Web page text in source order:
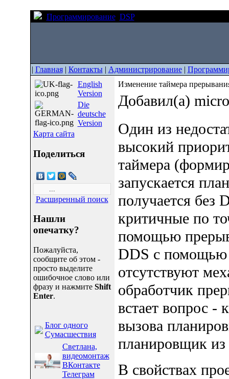
Программирование DSP
| Главная| Контакты| Администрирование|
English
Version
Die
deutsche
Version
Карта сайта
Поделиться
Расширенный поиск
Нашли
опечатку?
Пожалуйста,
сообщите об этом -
просто выделите
ошибочное слово или
фразу и нажмите Shift
Enter.
Блог одного
Сумасшествия
Светлана,
видеомонтаж
ВКонтакте
Телеграм
Изменение таймера
Добавил(а)
Один из
высокий
таймера
запускается
получается без
критичные по
помощью
DDS с
отсутствуют
обработчик
встает вопрос -
вызова
планировщик из
В свойствах